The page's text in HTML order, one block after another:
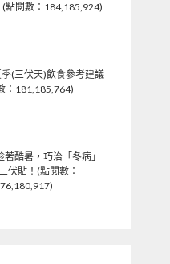
(點閱數：184,185,924)
(三伏天)飲食參考建議
：181,185,764)
著酷暑，巧治「冬病」
伏貼！(點閱數：